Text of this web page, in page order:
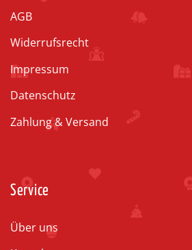
AGB
Widerrufsrecht
Impressum
Datenschutz
Zahlung & Versand
Service
Über uns